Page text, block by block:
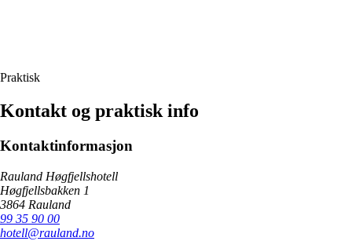
Praktisk
Kontakt og praktisk info
Kontaktinformasjon
Rauland Høgfjellshotell
Høgfjellsbakken 1
3864 Rauland
99 35 90 00
hotell@rauland.no